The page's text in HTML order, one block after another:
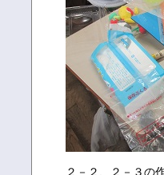
２－２、２－３の